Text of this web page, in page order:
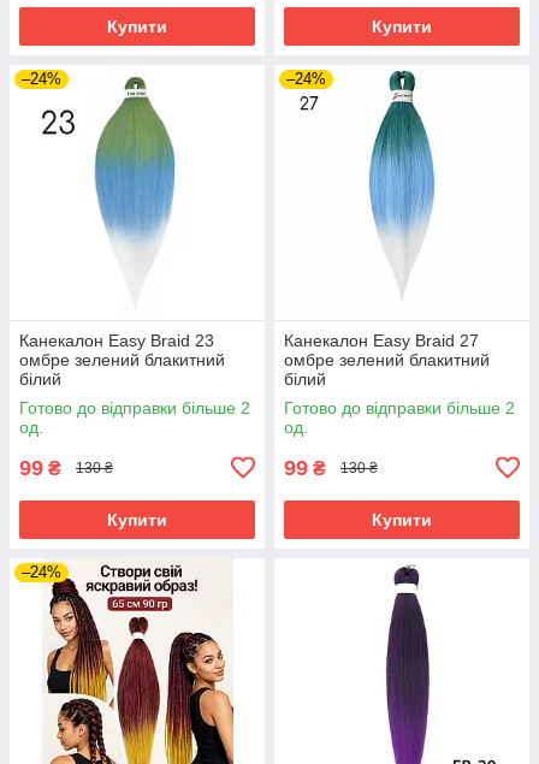
Купити Купити
–24%
Канекалон Easy Braid 23
омбре зелений блакитний
білий
Готово до відправки більше 2
од.
99 ₴ 130 ₴
Купити
–24%
Канекалон Easy Braid 27
омбре зелений блакитний
білий
Готово до відправки більше 2
од.
99 ₴ 130 ₴
Купити
–24%